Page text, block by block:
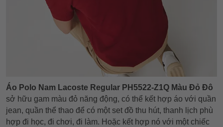
Áo Polo Nam Lacoste Regular PH5522-Z1Q Màu Đỏ Đô
sở hữu gam màu đỏ năng động, có thể kết hợp áo với quần
jean, quần thể thao để có một set đồ thu hút, thanh lịch phù
hợp đi học, đi chơi, đi làm. Hoặc kết hợp nó với một chiếc